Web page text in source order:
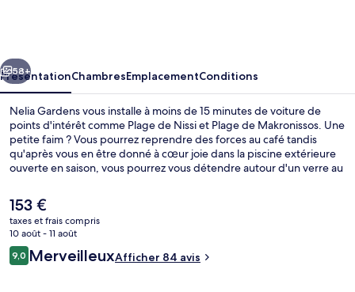
Suivant
58+
PrésentationChambresEmplacementConditions
Nelia Gardens vous installe à moins de 15 minutes de voiture de
points d'intérêt comme Plage de Nissi et Plage de Makronissos. Une
petite faim ? Vous pourrez reprendre des forces au café tandis
qu'après vous en être donné à cœur joie dans la piscine extérieure
ouverte en saison, vous pourrez vous détendre autour d'un verre au
figurent une piscine pour enfants, un snack-bar/une épicerie fine et
un jardin.
Le
prix
actuel
est
de
153 €
taxes et frais compris
10 août - 11 août
Avis
voyageurs
9,09,0 sur 10
MerveilleuxAfficher 84 avis